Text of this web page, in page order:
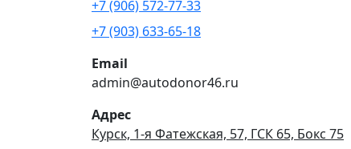
+7 (906) 572-77-33
+7 (903) 633-65-18
Email
admin@autodonor46.ru
Адрес
Курск, 1-я Фатежская, 57, ГСК 65, Бокс 75